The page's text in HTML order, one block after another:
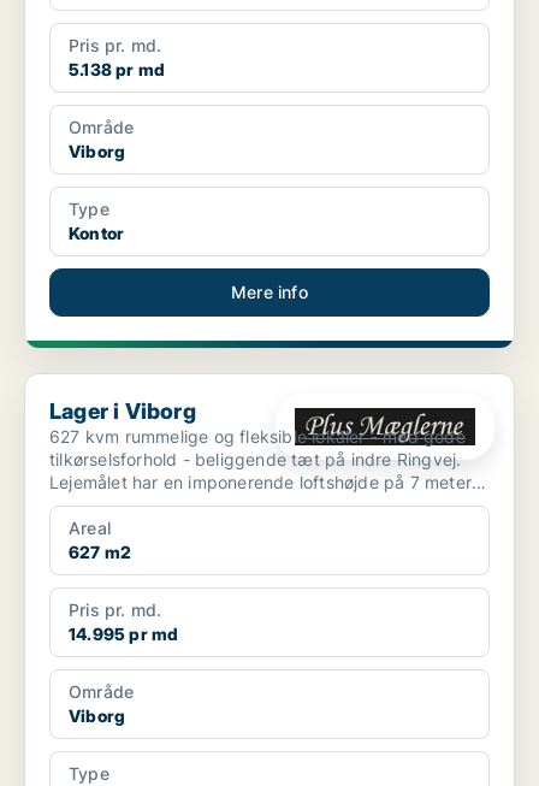
Pris pr. md.
5.138 pr md
Område
Viborg
Type
Kontor
Mere info
Lager i Viborg
Lager i Viborg
627 kvm rummelige og fleksible lokaler - med gode
tilkørselsforhold - beliggende tæt på indre Ringvej.
Lejemålet har en imponerende loftshøjde på 7 meter
ti...
Areal
627 m2
Pris pr. md.
14.995 pr md
Område
Viborg
Type